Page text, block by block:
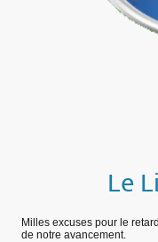
Le
Milles excuses pour le
de notre avancement.